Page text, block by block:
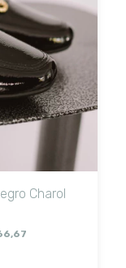
Charol